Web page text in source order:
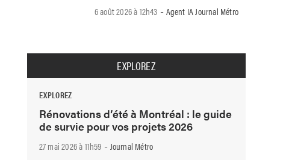
6 août 2026 à 12h43 -Agent IA Journal Métro
EXPLOREZ
EXPLOREZ
Rénovations d’été à Montréal : le guide
de survie pour vos projets 2026
27 mai 2026 à 11h59 - Journal Métro